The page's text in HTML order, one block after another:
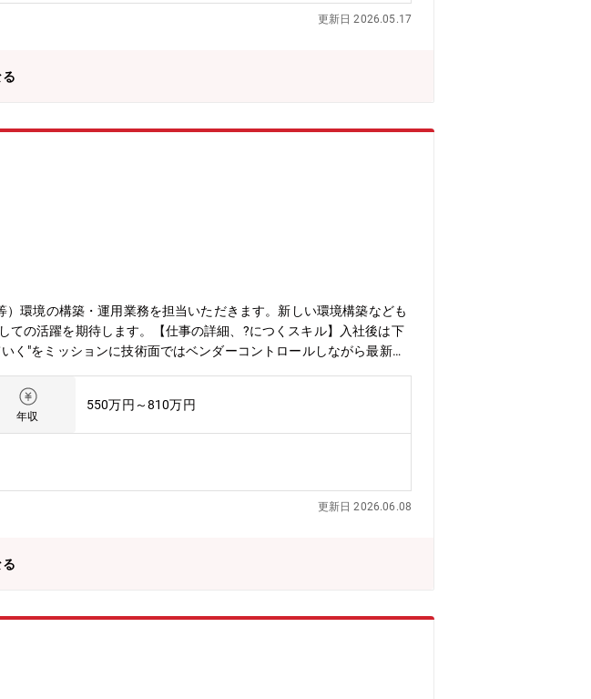
更新日 2026.05.17
環境の構築・運用業務を担当いただきます。新しい環境構築なども
の活躍を期待します。【仕事の詳細、?につくスキル】入社後は下
"をミッションに技術面ではベンダーコントロールしながら最新技
術の観点?FireWall、ルータ、スイッチ、無線など、技術的にも幅広
ためネットワーク設計を通してセキュリティに関するスキルアップ
セットアップ、仮想環境の構築）・幅広い各種サーバ（ActiveDirec
る知識やスキルの向上・オンプレミスサーバのクラウド化を進めて
部とサーバ構成や保守に関してやりとりを行うため、多くの部門の
には内製で進めるため、AWSの知識・スキルの向上が可能・新し
環境の統制管理の取り組みも始めているため、会社全体を対象とした
張も可能性あり。海外訪問先：台湾、中国など主要拠点を中心にそ
年収
550万円～810万円
更新日 2026.06.08